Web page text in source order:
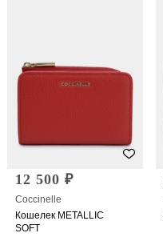
12 500 ₽
Coccinelle
Кошелек METALLIC
SOFT